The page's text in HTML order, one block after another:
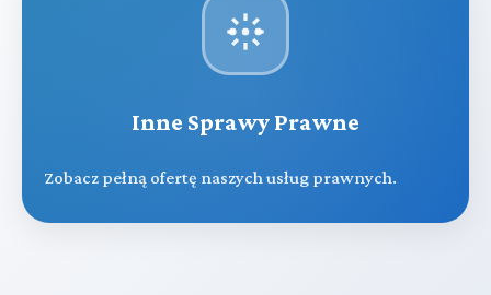
Inne Sprawy Prawne
Zobacz pełną ofertę naszych usług prawnych.